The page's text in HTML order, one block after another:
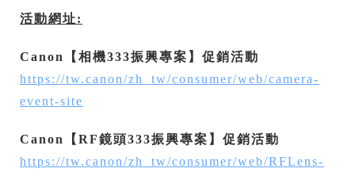
活動網址:
Canon 【 相機333振興專案 】 促銷活動
https://tw.canon/zh_tw/consumer/web/camera-
event-site
Canon 【 RF鏡頭333振興專案 】 促銷活動
https://tw.canon/zh_tw/consumer/web/RFLens-